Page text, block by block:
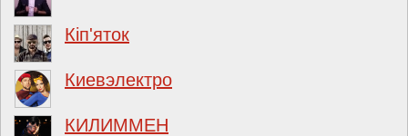
Кіп'яток
Киевэлектро
КИЛИММЕН